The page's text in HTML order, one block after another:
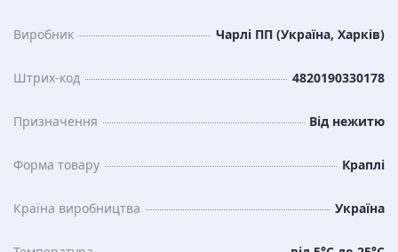
Виробник Чарлі ПП (Україна, Харків)
Штрих-код 4820190330178
Призначення Від нежитю
Форма товару Краплі
Країна виробництва Україна